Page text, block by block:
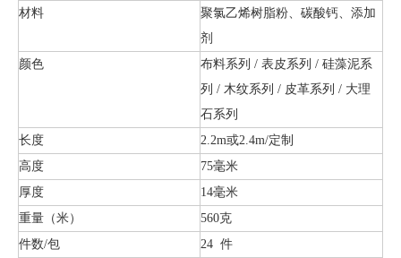
材料
聚氯乙烯树脂粉、碳酸钙、添加
剂
颜色
布料系列 / 表皮系列 / 硅藻泥系
列 / 木纹系列 / 皮革系列 / 大理
石系列
长度
2.2m或2.4m/定制
高度
75毫米
厚度
14毫米
重量（米）
560克
件数/包
24 件